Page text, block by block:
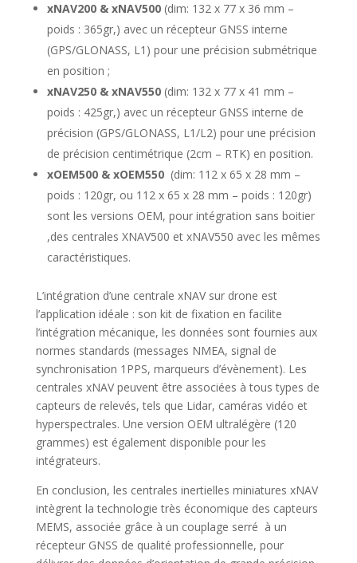
xNAV200 & xNAV500 (dim: 132 x 77 x 36 mm –
poids : 365gr,) avec un récepteur GNSS interne
(GPS/GLONASS, L1) pour une précision submétrique
en position ;
xNAV250 & xNAV550(dim: 132 x 77 x 41 mm –
poids : 425gr,) avec un récepteur GNSS interne de
précision (GPS/GLONASS, L1/L2) pour une précision
de précision centimétrique (2cm – RTK) en position.
xOEM500 & xOEM550 (dim: 112 x 65 x 28 mm –
poids : 120gr, ou 112 x 65 x 28 mm – poids : 120gr)
sont les versions OEM, pour intégration sans boitier
,des centrales XNAV500 et xNAV550 avec les mêmes
caractéristiques.
L’intégration d’une centrale xNAV sur drone est
l’application idéale : son kit de fixation en facilite
l’intégration mécanique, les données sont fournies aux
normes standards (messages NMEA, signal de
synchronisation 1PPS, marqueurs d’évènement). Les
centrales xNAV peuvent être associées à tous types de
capteurs de relevés, tels que Lidar, caméras vidéo et
hyperspectrales. Une version OEM ultralégère (120
grammes) est également disponible pour les
intégrateurs.
En conclusion, les centrales inertielles miniatures xNAV
intègrent la technologie très économique des capteurs
MEMS, associée grâce à un couplage serré à un
récepteur GNSS de qualité professionnelle, pour